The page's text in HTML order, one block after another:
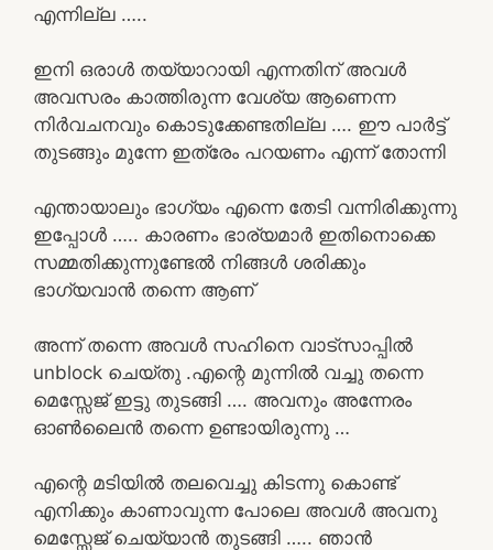
എന്നില്ല …..
ഇനി ഒരാൾ തയ്യാറായി എന്നതിന് അവൾ
അവസരം കാത്തിരുന്ന വേശ്യ ആണെന്ന
നിർവചനവും കൊടുക്കേണ്ടതില്ല …. ഈ പാർട്ട്‌
തുടങ്ങും മുന്നേ ഇത്രേം പറയണം എന്ന് തോന്നി
എന്തായാലും ഭാഗ്യം എന്നെ തേടി വന്നിരിക്കുന്നു
ഇപ്പോൾ ….. കാരണം ഭാര്യമാർ ഇതിനൊക്കെ
സമ്മതിക്കുന്നുണ്ടേൽ നിങ്ങൾ ശരിക്കും
ഭാഗ്യവാൻ തന്നെ ആണ്
അന്ന് തന്നെ അവൾ സഹിനെ വാട്സാപ്പിൽ
unblock ചെയ്തു .എന്റെ മുന്നിൽ വച്ചു തന്നെ
മെസ്സേജ് ഇട്ടു തുടങ്ങി …. അവനും അന്നേരം
ഓൺലൈൻ തന്നെ ഉണ്ടായിരുന്നു …
എന്റെ മടിയിൽ തലവെച്ചു കിടന്നു കൊണ്ട്
എനിക്കും കാണാവുന്ന പോലെ അവൾ അവനു
മെസ്സേജ് ചെയ്യാൻ തുടങ്ങി ….. ഞാൻ